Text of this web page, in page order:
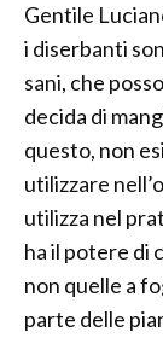
Gentile
i diserbanti
sani, che
decida di
questo, non
utilizzare
utilizza nel
ha il potere di
non quelle a
parte delle